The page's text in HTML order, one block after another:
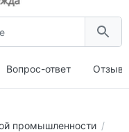
Вопрос-ответ
промышленности